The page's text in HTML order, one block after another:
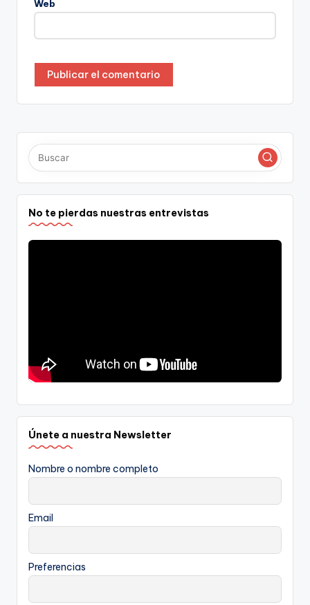
Web
No te pierdas nuestras entrevistas
Únete a nuestra Newsletter
Nombre o nombre completo
Email
Preferencias